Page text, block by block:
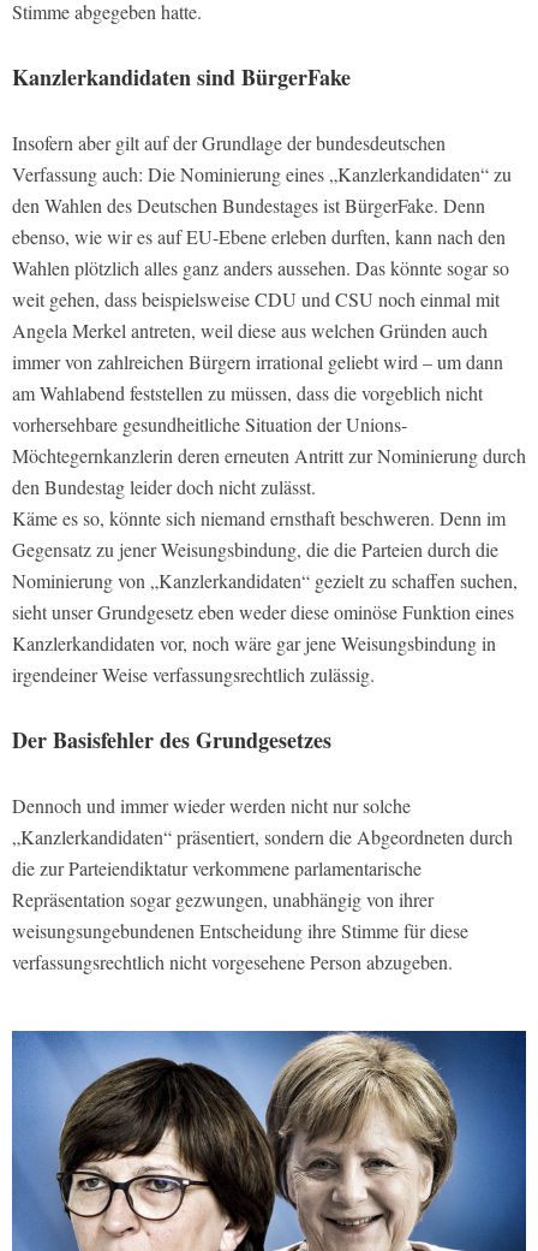
Stimme abgegeben hatte.
Kanzlerkandidaten sind BürgerFake
Insofern aber gilt auf der Grundlage der bundesdeutschen
Verfassung auch: Die Nominierung eines „Kanzlerkandidaten“ zu
den Wahlen des Deutschen Bundestages ist BürgerFake. Denn
ebenso, wie wir es auf EU-Ebene erleben durften, kann nach den
Wahlen plötzlich alles ganz anders aussehen. Das könnte sogar so
weit gehen, dass beispielsweise CDU und CSU noch einmal mit
Angela Merkel antreten, weil diese aus welchen Gründen auch
immer von zahlreichen Bürgern irrational geliebt wird – um dann
am Wahlabend feststellen zu müssen, dass die vorgeblich nicht
vorhersehbare gesundheitliche Situation der Unions-
Möchtegernkanzlerin deren erneuten Antritt zur Nominierung durch
den Bundestag leider doch nicht zulässt.
Käme es so, könnte sich niemand ernsthaft beschweren. Denn im
Gegensatz zu jener Weisungsbindung, die die Parteien durch die
Nominierung von „Kanzlerkandidaten“ gezielt zu schaffen suchen,
sieht unser Grundgesetz eben weder diese ominöse Funktion eines
Kanzlerkandidaten vor, noch wäre gar jene Weisungsbindung in
irgendeiner Weise verfassungsrechtlich zulässig.
Der Basisfehler des Grundgesetzes
Dennoch und immer wieder werden nicht nur solche
„Kanzlerkandidaten“ präsentiert, sondern die Abgeordneten durch
die zur Parteiendiktatur verkommene parlamentarische
Repräsentation sogar gezwungen, unabhängig von ihrer
weisungsungebundenen Entscheidung ihre Stimme für diese
verfassungsrechtlich nicht vorgesehene Person abzugeben.